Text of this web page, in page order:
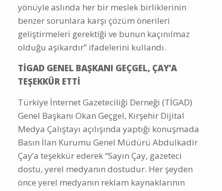
yönüyle aslında her bir meslek birliklerinin
benzer sorunlara karşı çözüm önerileri
geliştirmeleri gerektiği ve bunun kaçınılmaz
olduğu aşikardır” ifadelerini kullandı.
TİGAD GENEL BAŞKANI GEÇGEL, ÇAY’A
TEŞEKKÜR ETTİ
Türkiye İnternet Gazeteciliği Derneği (TİGAD)
Genel Başkanı Okan Geçgel, Kırşehir Dijital
Medya Çalıştayı açılışında yaptığı konuşmada
Basın İlan Kurumu Genel Müdürü Abdulkadir
Çay’a teşekkür ederek “Sayın Çay, gazeteci
dostu, yerel medyanın dostudur. Her şeyden
önce yerel medyanın reklam kaynaklarının